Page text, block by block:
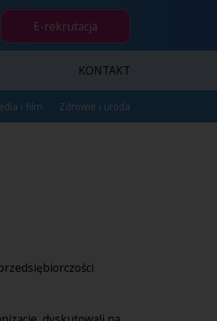
E-rekrutacja
KONTAKT
i film Zdrowie i uroda